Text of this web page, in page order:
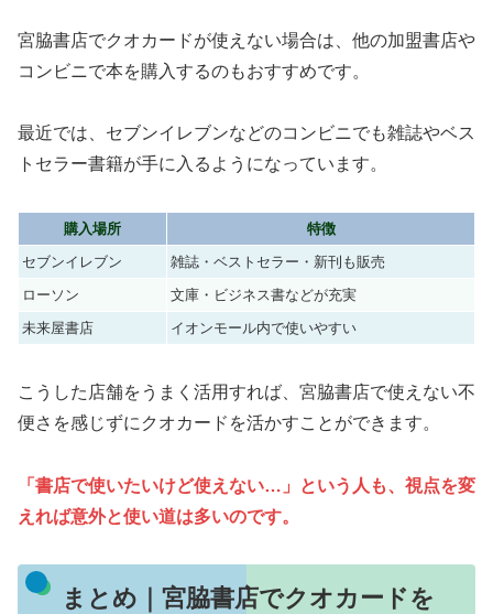
宮脇書店でクオカードが使えない場合は、他の加盟書店や
コンビニで本を購入するのもおすすめです。
最近では、セブンイレブンなどのコンビニでも雑誌やベス
トセラー書籍が手に入るようになっています。
購入場所
特徴
セブンイレブン
雑誌・ベストセラー・新刊も販売
ローソン
文庫・ビジネス書などが充実
未来屋書店
イオンモール内で使いやすい
こうした店舗をうまく活用すれば、宮脇書店で使えない不
便さを感じずにクオカードを活かすことができます。
「書店で使いたいけど使えない…」という人も、視点を変
えれば意外と使い道は多いのです。
まとめ｜宮脇書店でクオカードを